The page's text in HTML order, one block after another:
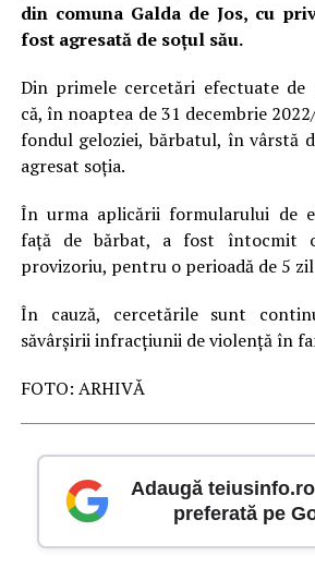
din comuna Galda de Jos, cu
fost agresată de soțul său.
Din primele cercetări efectuate
că, în noaptea de 31 decembrie
fondul geloziei, bărbatul, în vârstă
agresat soția.
În urma aplicării formularului de
față de bărbat, a fost întocmit
provizoriu, pentru o perioadă de 5
În cauză, cercetările sunt
săvârșirii infracțiunii de violență în
FOTO: ARHIVĂ
Adaugă
preferată pe